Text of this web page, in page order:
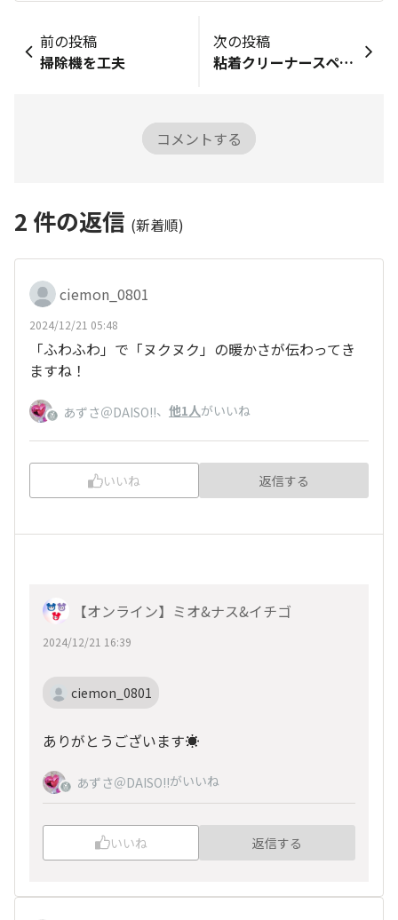
前の投稿
掃除機を工夫
次の投稿
粘着クリーナースペアテープ
コメントする
2 件の返信 (新着順)
ciemon_0801
2024/12/21 05:48
「ふわふわ」で「ヌクヌク」の暖かさが伝わってき
ますね！
あずさ＠DAISO!!、 他1人がいいね
いいね 返信する
【オンライン】ミオ&ナス&イチゴ
2024/12/21 16:39
ciemon_0801
ありがとうございます☀️
あずさ＠DAISO!!がいいね
いいね 返信する